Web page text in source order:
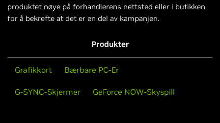
produktet nøye på forhandlerens nettsted eller i butikken
for å bekrefte at det er en del av kampanjen.
Produkter
Grafikkort Bærbare PC-Er
G-SYNC-Skjermer GeForce NOW-Skyspill